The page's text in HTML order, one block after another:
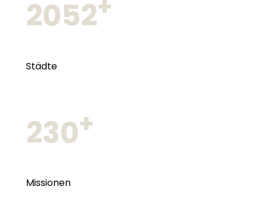
2052+
Städte
230+
Missionen